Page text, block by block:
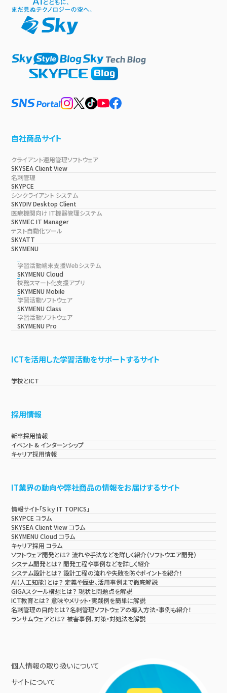
自社商品サイト
クライアント運用管理ソフトウェア
SKYSEA Client View
名刺管理
SKYPCE
シンクライアント システム
SKYDIV Desktop Client
医療機関向け IT機器管理システム
SKYMEC IT Manager
テスト自動化ツール
SKYATT
SKYMENU
学習活動端末支援Webシステム
SKYMENU Cloud
校務スマート化支援アプリ
SKYMENU Mobile
学習活動ソフトウェア
SKYMENU Class
学習活動ソフトウェア
SKYMENU Pro
ICTを活用した学習活動をサポートするサイト
学校とICT
採用情報
新卒採用情報
イベント & インターンシップ
キャリア採用情報
IT業界の動向や弊社商品の情報をお届けするサイト
情報サイト「Ｓｋｙ IT TOPICS」
SKYPCE コラム
SKYSEA Client View コラム
SKYMENU Cloud コラム
キャリア採用 コラム
ソフトウェア開発とは？ 流れや手法などを詳しく紹介（ソフトウエア開発）
システム開発とは？ 開発工程や事例などを詳しく紹介
システム設計とは？ 設計工程の流れや失敗を防ぐポイントを紹介！
AI（人工知能）とは？ 定義や歴史、活用事例まで徹底解説
GIGAスクール構想とは？ 現状と問題点を解説
ICT教育とは？ 意味やメリット・実践例を簡単に解説
名刺管理の目的とは？名刺管理ソフトウェアの導入方法・事例も紹介！
ランサムウェアとは？ 被害事例、対策・対処法を解説
個人情報の取り扱いについて
サイトについて